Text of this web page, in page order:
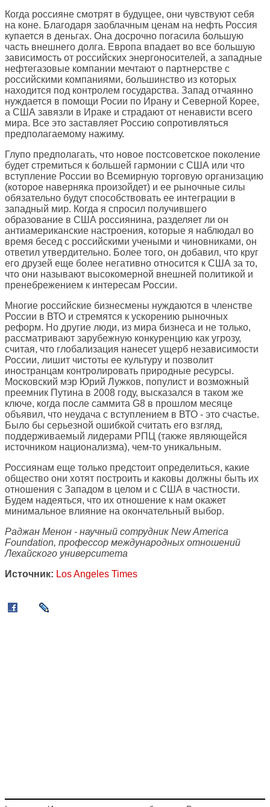
Когда россияне смотрят в будущее, они чувствуют себя
на коне. Благодаря заоблачным ценам на нефть Россия
купается в деньгах. Она досрочно погасила большую
часть внешнего долга. Европа впадает во все большую
зависимость от российских энергоносителей, а западные
нефтегазовые компании мечтают о партнерстве с
российскими компаниями, большинство из которых
находится под контролем государства. Запад отчаянно
нуждается в помощи Росии по Ирану и Северной Корее,
а США завязли в Ираке и страдают от ненависти всего
мира. Все это заставляет Россию сопротивляться
предполагаемому нажиму.
Глупо предполагать, что новое постсоветское поколение
будет стремиться к большей гармонии с США или что
вступление России во Всемирную торговую организацию
(которое наверняка произойдет) и ее рыночные силы
обязательно будут способствовать ее интеграции в
западный мир. Когда я спросил получившего
образование в США россиянина, разделяет ли он
антиамериканские настроения, которые я наблюдал во
время бесед с российскими учеными и чиновниками, он
ответил утвердительно. Более того, он добавил, что круг
его друзей еще более негативно относится к США за то,
что они называют высокомерной внешней политикой и
пренебрежением к интересам России.
Многие российские бизнесмены нуждаются в членстве
России в ВТО и стремятся к ускорению рыночных
реформ. Но другие люди, из мира бизнеса и не только,
рассматривают зарубежную конкуренцию как угрозу,
считая, что глобализация нанесет ущерб независимости
России, лишит чистоты ее культуру и позволит
иностранцам контролировать природные ресурсы.
Московский мэр Юрий Лужков, популист и возможный
преемник Путина в 2008 году, высказался в таком же
ключе, когда после саммита G8 в прошлом месяце
объявил, что неудача с вступлением в ВТО - это счастье.
Было бы серьезной ошибкой считать его взгляд,
поддерживаемый лидерами РПЦ (также являющейся
источником национализма), чем-то уникальным.
Россиянам еще только предстоит определиться, какие
общество они хотят построить и каковы должны быть их
отношения с Западом в целом и с США в частности.
Будем надеяться, что их отношение к нам окажет
минимальное влияние на окончательный выбор.
Раджан Менон - научный сотрудник New America
Foundation, профессор международных отношений
Лехайского университета
Источник: Los Angeles Times